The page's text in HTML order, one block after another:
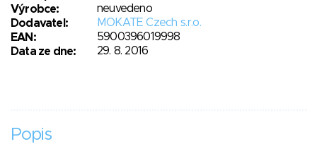
Výrobce:
neuvedeno
Dodavatel:
MOKATE Czech s.r.o.
EAN:
5900396019998
Data ze dne:
29. 8. 2016
Popis